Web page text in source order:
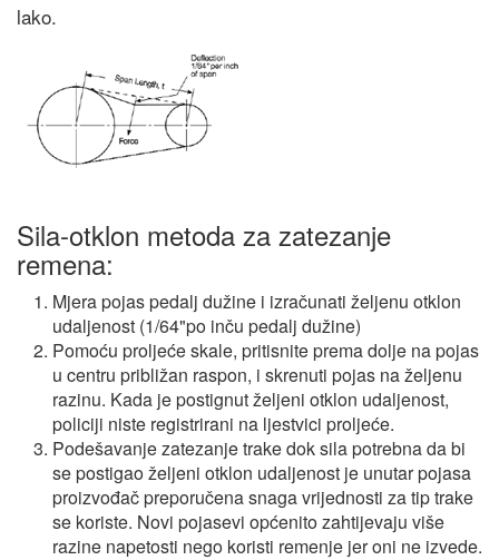
lako.
Sila-otklon metoda za zatezanje
remena:
Mjera pojas pedalj dužine i izračunati željenu otklon
udaljenost (1/64"po inču pedalj dužine)
Pomoću proljeće skale, pritisnite prema dolje na pojas
u centru približan raspon, i skrenuti pojas na željenu
razinu. Kada je postignut željeni otklon udaljenost,
policiji niste registrirani na ljestvici proljeće.
Podešavanje zatezanje trake dok sila potrebna da bi
se postigao željeni otklon udaljenost je unutar pojasa
proizvođač preporučena snaga vrijednosti za tip trake
se koriste. Novi pojasevi općenito zahtijevaju više
razine napetosti nego koristi remenje jer oni ne izvede.